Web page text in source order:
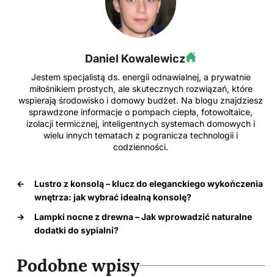
Daniel Kowalewicz
Jestem specjalistą ds. energii odnawialnej, a prywatnie
miłośnikiem prostych, ale skutecznych rozwiązań, które
wspierają środowisko i domowy budżet. Na blogu znajdziesz
sprawdzone informacje o pompach ciepła, fotowoltaice,
izolacji termicznej, inteligentnych systemach domowych i
wielu innych tematach z pogranicza technologii i
codzienności.
←
Lustro z konsolą – klucz do eleganckiego wykończenia
wnętrza: jak wybrać idealną konsolę?
→
Lampki nocne z drewna – Jak wprowadzić naturalne
dodatki do sypialni?
Podobne wpisy